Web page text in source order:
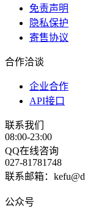
免责声明
隐私保护
寄售协议
合作洽谈
企业合作
API接口
联系我们
08:00-23:00
QQ在线咨询
027-81781748
联系邮箱：
公众号